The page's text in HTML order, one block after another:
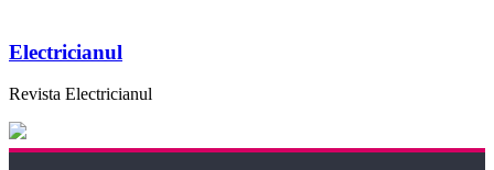
Electricianul
Revista Electricianul